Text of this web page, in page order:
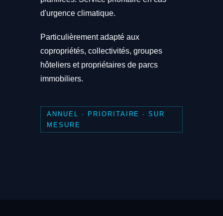
d'urgence climatique.
Particulièrement adapté aux
copropriétés, collectivités, groupes
hôteliers et propriétaires de parcs
immobiliers.
ANNUEL · PRIORITAIRE · SUR
MESURE